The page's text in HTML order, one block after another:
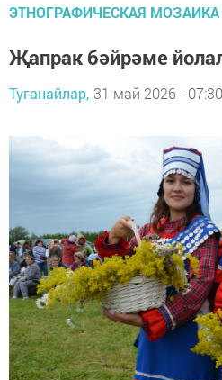
ЭТНОГРАФИЧЕСКАЯ МОЗАИКА
Җапрак бәйрәме
Туганайлар, 31 май 2026 - 07:30